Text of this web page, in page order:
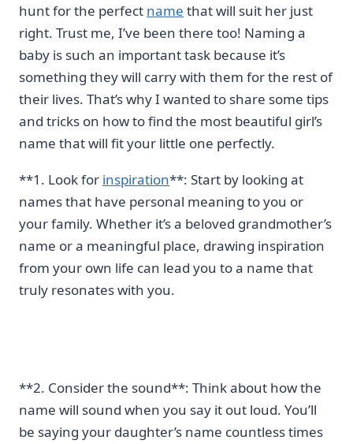
hunt for‍ the perfect name that will suit her ⁤just
right. Trust me, I’ve been ​there too! Naming a
baby is such an important task because it’s
something they will carry⁢ with them ⁢for‌ the rest of
their lives. That’s⁤ why I wanted to share some‍ tips
and tricks ⁤on how ​to ‍find ⁤the most beautiful girl’s
name that will fit your little one perfectly.
**1. Look ⁤for inspiration**: Start by looking at
names that have personal meaning to you or
your family. Whether it’s a beloved ⁢grandmother’s
name or a meaningful place, drawing inspiration
from your own life can lead you to a name⁤ that⁤
truly resonates with you.
**2. Consider the sound**: Think ⁣about ⁤how the‍
name will sound when you say it out loud. You’ll
be saying your daughter’s name ⁣countless times